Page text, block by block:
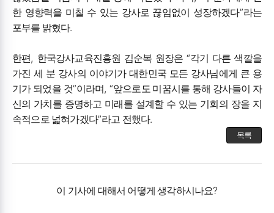
한 영향력을 미칠 수 있는 강사로 끊임없이 성장하겠다”라는
포부를 밝혔다.
한편 , 한국강사교육진흥원 김순복 원장은 “각기 다른 색깔을
가진 세 분 강사의 이야기가 대한민국 모든 강사님에게 큰 용
기가 되었을 것”이라며 , “앞으로도 미꿈시를 통해 강사들이 자
신의 가치를 증명하고 미래를 설계할 수 있는 기회의 장을 지
속적으로 넓혀가겠다”라고 전했다.
목록
이 기사에 대해서 어떻게 생각하시나요?